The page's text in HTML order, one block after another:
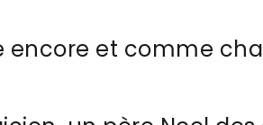
encore et comme